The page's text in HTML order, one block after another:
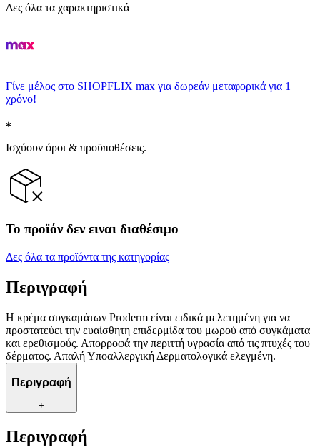
Δες όλα τα χαρακτηριστικά
Γίνε μέλος στο SHOPFLIX max για δωρεάν μεταφορικά για 1
χρόνο!
Ισχύουν όροι & προϋποθέσεις.
Το προϊόν δεν ειναι διαθέσιμο
Δες όλα τα προϊόντα της κατηγορίας
Περιγραφή
Η κρέμα συγκαμάτων Proderm είναι ειδικά μελετημένη για να
προστατεύει την ευαίσθητη επιδερμίδα του μωρού από συγκάματα
και ερεθισμούς. Απορροφά την περιττή υγρασία από τις πτυχές του
δέρματος. Απαλή Υποαλλεργική Δερματολογικά ελεγμένη.
Περιγραφή
+
Περιγραφή